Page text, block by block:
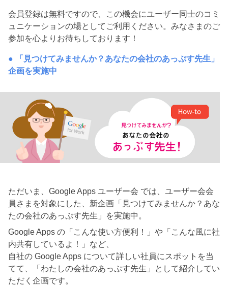
会員登録は無料ですので、この機会にユーザー同士のコミ
ュニケーションの場としてご利用ください。みなさまのご
参加を心よりお待ちしております！
● 「見つけてみませんか？あなたの会社のあっぷす先生」
企画を実施中
ただいま、Google Apps ユーザー会 では、ユーザー会会
員さまを対象にした、 新企画「見つけてみませんか？あな
たの会社のあっぷす先生」を実施中。
Google Apps の「こんな使い方便利！」や「こんな風に社
内共有しているよ！」など、
自社の Google Apps について詳しい社員にスポットを当
てて、
「わたしの会社のあっぷす先生」として紹介してい
ただく企画です。